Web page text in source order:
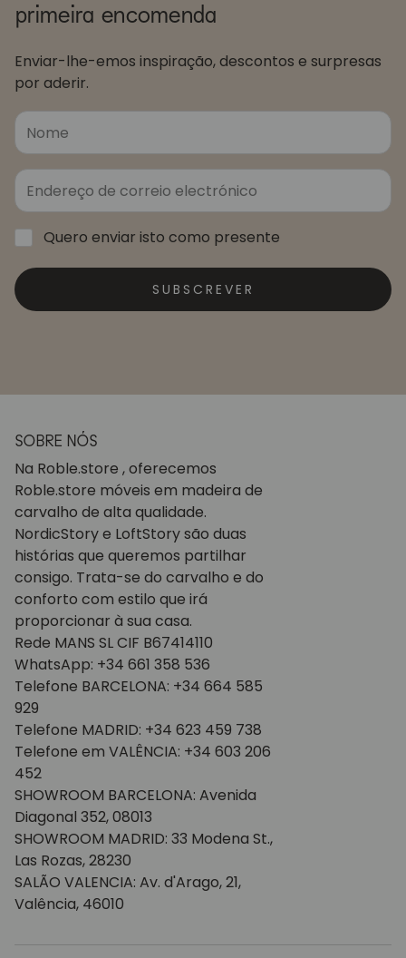
primeira encomenda
Enviar-lhe-emos inspiração, descontos e surpresas
por aderir.
Quero enviar isto como presente
SUBSCREVER
SOBRE NÓS
Na Roble.store , oferecemos
Roble.store móveis em madeira de
carvalho de alta qualidade.
NordicStory e LoftStory são duas
histórias que queremos partilhar
consigo. Trata-se do carvalho e do
conforto com estilo que irá
proporcionar à sua casa.
Rede MANS SL CIF B67414110
WhatsApp: +34 661 358 536
Telefone BARCELONA: +34 664 585
929
Telefone MADRID: +34 623 459 738
Telefone em VALÊNCIA: +34 603 206
452
SHOWROOM BARCELONA: Avenida
Diagonal 352, 08013
SHOWROOM MADRID: 33 Modena St.,
Las Rozas, 28230
SALÃO VALENCIA: Av. d'Arago, 21,
Valência, 46010